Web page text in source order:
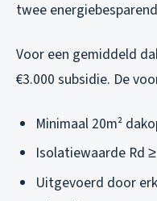
twee
Voor een gemiddeld
€3.000 subsidie. De
Minimaal 20m²
Isolatiewaarde Rd
Uitgevoerd door